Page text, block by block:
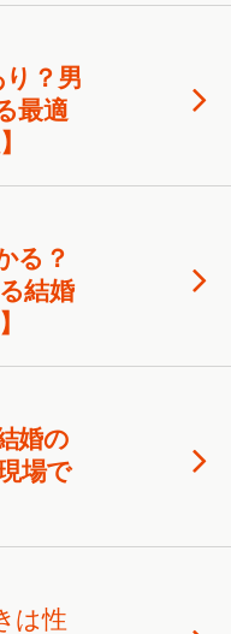
？男
最適
る？
結婚
婚の
場で
は性